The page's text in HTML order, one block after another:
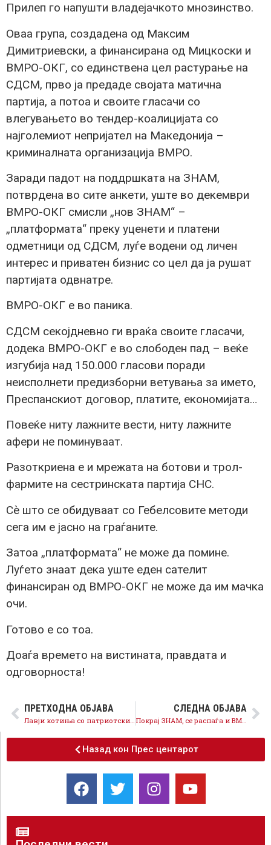
Прилеп го напушти владејачкото мнозинство.
Оваа група, создадена од Максим
Димитриевски, а финансирана од Мицкоски и
ВМРО-ОКГ, со единствена цел растурање на
СДСМ, прво ја предаде својата матична
партија, а потоа и своите гласачи со
влегувањето во тендер-коалицијата со
најголемиот непријател на Македонија –
криминалната организација ВМРО.
Заради падот на поддршката на ЗНАМ,
потврдена во сите анкети, уште во декември
ВМРО-ОКГ смисли „нов ЗНАМ“ –
„платформата“ преку уценети и платени
одметници од СДСМ, луѓе водени од личен
интерес и приватен бизнис со цел да ја рушат
партијата одвнатре.
ВМРО-ОКГ е во паника.
СДСМ секојдневно ги враќа своите гласачи,
додека ВМРО-ОКГ е во слободен пад – веќе
изгубија над 150.000 гласови поради
неисполнети предизборни ветувања за името,
Преспанскиот договор, платите, економијата…
Повеќе ниту лажните вести, ниту лажните
афери не поминуваат.
Разоткриена е и мрежата на ботови и трол-
фармите на сестринската партија СНС.
Сè што се обидуваат со Гебелсовите методи
сега им е јасно на граѓаните.
Затоа „платформата“ не може да помине.
Луѓето знаат дека уште еден сателит
финансиран од ВМРО-ОКГ не може да им мачка
очи.
Готово е со тоа.
Доаѓа времето на вистината, правдата и
одговорноста!
ПРЕТХОДНА ОБЈАВА
Лавји котиња со патриотски бугарски пасоши
СЛЕДНА ОБЈАВА
Покрај ЗНАМ, се распаѓа и ВМРО-ОКГ – уште еден функционер бега од кривична одговорност
Назад кон Прес центарот